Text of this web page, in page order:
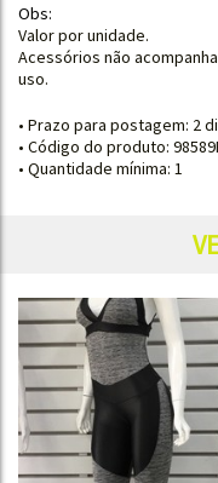
Obs:
Valor por unidade.
Acessórios não
uso.
• Prazo para postagem: 2
• Código do produto:
• Quantidade mínima: 1